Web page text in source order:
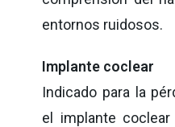
entornos ruidosos.
Implante coclear
Indicado para la
el implante